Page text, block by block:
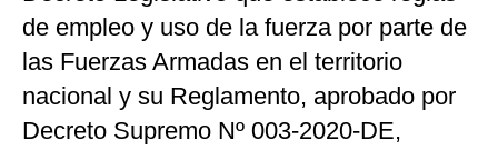
de empleo y uso de la fuerza por parte de
las Fuerzas Armadas en el territorio
nacional y su Reglamento, aprobado por
Decreto Supremo Nº 003-2020-DE,